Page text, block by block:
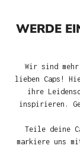
WERDE
Wir sind
lieben Caps!
ihre
inspirieren.
Teile deine
markiere uns